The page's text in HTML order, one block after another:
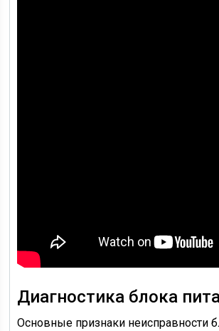
Диагностика блока
Основные признаки неисправности